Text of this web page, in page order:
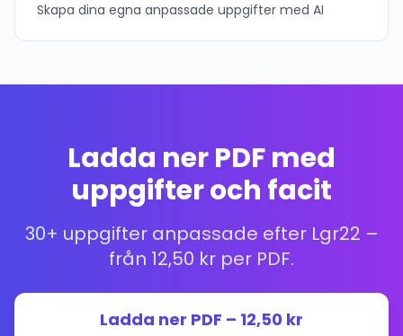
Skapa dina egna anpassade uppgifter med AI
Ladda ner PDF med
uppgifter och facit
30+ uppgifter anpassade efter Lgr22 –
från 12,50 kr per PDF.
Ladda ner PDF – 12,50 kr